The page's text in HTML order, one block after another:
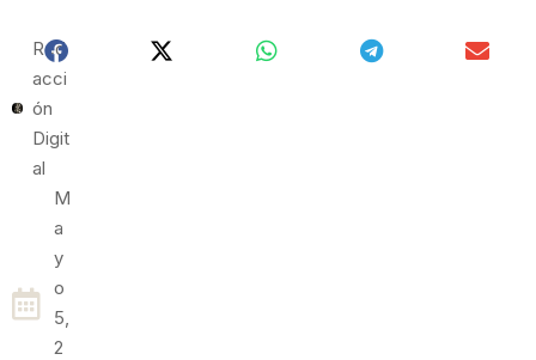
Red
Acci
Ón
Digit
Al
M
A
Y
O
5,
2